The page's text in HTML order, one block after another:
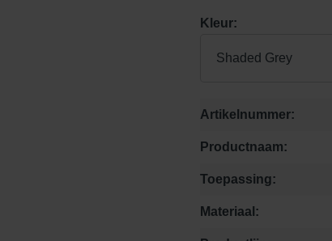
Kleur:
Shaded Grey
Artikelnummer:
Productnaam:
Toepassing:
Materiaal: